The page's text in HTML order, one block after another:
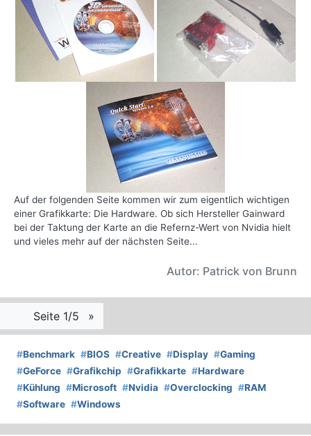
Auf der folgenden Seite kommen wir zum eigentlich wichtigen
einer Grafikkarte: Die Hardware. Ob sich Hersteller Gainward
bei der Taktung der Karte an die Refernz-Wert von Nvidia hielt
und vieles mehr auf der nächsten Seite...
Autor: Patrick von Brunn
Seite 1/5 »
#Benchmark #BIOS #Creative #Display #Gaming
#GeForce #Grafikchip #Grafikkarte #Hardware
#Kühlung #Microsoft #Nvidia #Overclocking #RAM
#Software #Windows